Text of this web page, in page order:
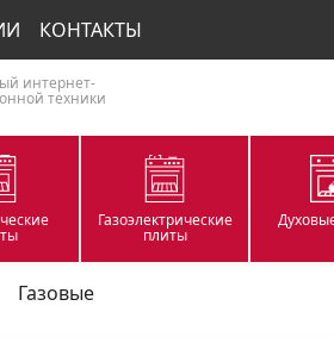
КОНТАКТЫ
интернет-
техники
Газоэлектрические
плиты
Газовые